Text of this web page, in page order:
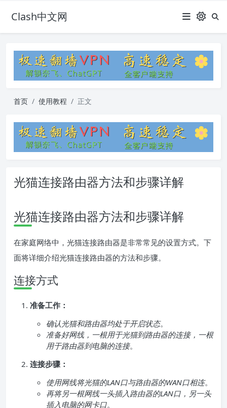
Clash中文网
首页 使用教程 正文
光猫连接路由器方法和步骤详解
光猫连接路由器方法和步骤详解
在家庭网络中，光猫连接路由器是非常常见的设置方式。下
面将详细介绍光猫连接路由器的方法和步骤。
连接方式
准备工作：
确认光猫和路由器均处于开启状态。
准备好网线，一根用于光猫到路由器的连接，一根
用于路由器到电脑的连接。
连接步骤：
使用网线将光猫的LAN口与路由器的WAN口相连。
再将另一根网线一头插入路由器的LAN口，另一头
插入电脑的网卡口。